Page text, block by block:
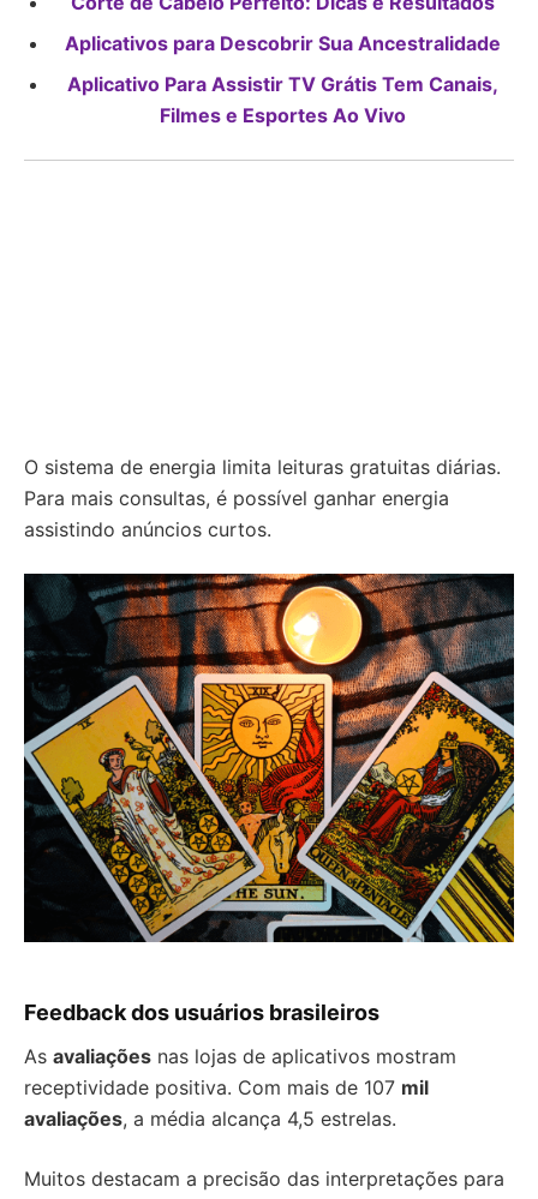
Aplicativos para Descobrir Sua Ancestralidade
Aplicativo Para Assistir TV Grátis Tem Canais,
Filmes e Esportes Ao Vivo
O sistema de energia limita leituras gratuitas diárias.
Para mais consultas, é possível ganhar energia
assistindo anúncios curtos.
Feedback dos usuários brasileiros
As avaliações nas lojas de aplicativos mostram
receptividade positiva. Com mais de 107 mil
avaliações, a média alcança 4,5 estrelas.
Muitos destacam a precisão das interpretações para